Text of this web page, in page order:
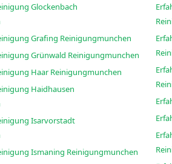
Glockenbach
Erfahrene Teppichreinigung Grafing Reinigungmunchen
Erfahrene Teppichreinigung Grünwald Reinigungmunchen
Erfahrene Teppichreinigung Haar Reinigungmunchen
Haidhausen
Isarvorstadt
Erfahrene Teppichreinigung Ismaning Reinigungmunchen